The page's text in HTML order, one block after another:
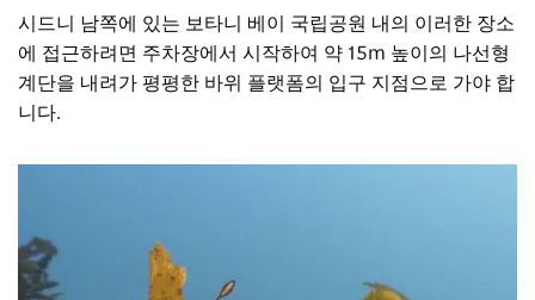
시드니 남쪽에 있는 보타니 베이 국립공원 내의 이러한 장소
에 접근하려면 주차장에서 시작하여 약 15m 높이의 나선형
계단을 내려가 평평한 바위 플랫폼의 입구 지점으로 가야 합
니다.